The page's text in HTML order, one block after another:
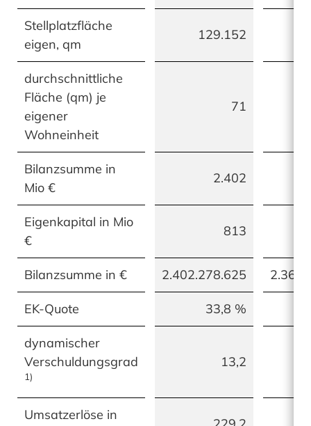
Stellplatzfläche
eigen, qm
129.152
durchschnittliche
Fläche (qm) je
eigener
Wohneinheit
71
Bilanzsumme in
Mio €
2.402
Eigenkapital in Mio
€
813
Bilanzsumme in € 2.402.278.625
EK-Quote 33,8 %
dynamischer
Verschuldungsgrad
1)
13,2
Umsatzerlöse in